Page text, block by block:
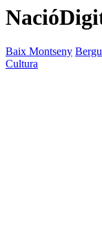
Baix Montseny
Cultura